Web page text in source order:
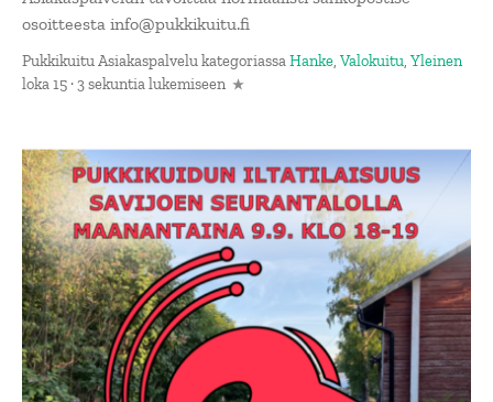
osoitteesta info@pukkikuitu.fi
Pukkikuitu AsiakaspalvelukategoriassaHanke, Valokuitu, Yleinen
loka 15 · 3 sekuntia lukemiseen